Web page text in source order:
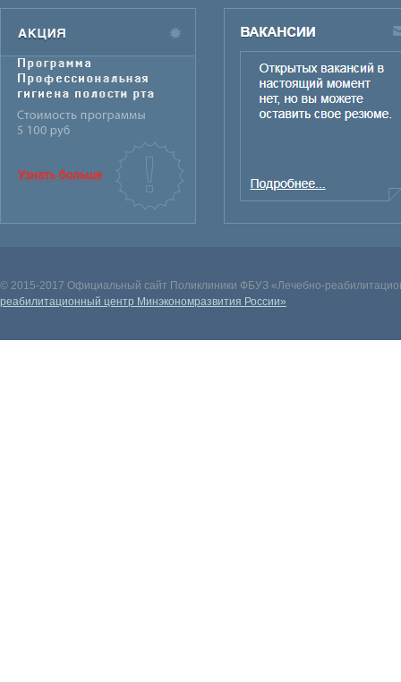
© 2015-2017 Официальный сайт Поликлиники ФБУЗ «Лечебно-
реабилитационный центр Минэкономразвития России»